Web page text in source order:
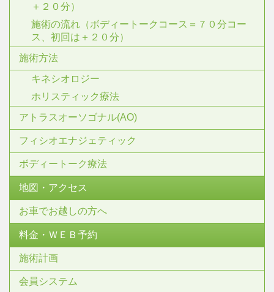
＋２０分）
施術の流れ（ボディートークコース＝７０分コー
ス、初回は＋２０分）
施術方法
キネシオロジー
ホリスティック療法
アトラスオーソゴナル(AO)
フィシオエナジェティック
ボディートーク療法
地図・アクセス
お車でお越しの方へ
料金・ＷＥＢ予約
施術計画
会員システム